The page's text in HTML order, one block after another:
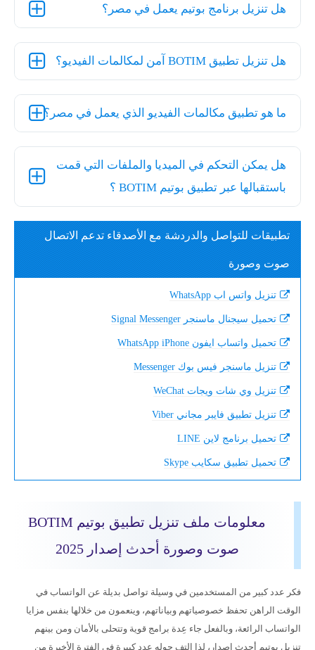
هل تنزيل برنامج بوتيم يعمل في مصر؟
هل تنزيل تطبيق BOTIM آمن لمكالمات الفيديو؟
ما هو تطبيق مكالمات الفيديو الذي يعمل في مصر؟
هل يمكن التحكم في الميديا والملفات التي قمت
باستقبالها عبر تطبيق بوتيم BOTIM ؟
تطبيقات للتواصل والدردشة مع الأصدقاء تدعم الاتصال
صوت وصورة
تنزيل واتس اب WhatsApp
تحميل سيجنال ماسنجر Signal Messenger
تحميل واتساب ايفون WhatsApp iPhone
تنزيل ماسنجر فيس بوك Messenger
تنزيل وي شات ويجات WeChat
تنزيل تطبيق فايبر مجاني Viber
تحميل برنامج لاين LINE
تحميل تطبيق سكايب Skype
معلومات ملف تنزيل تطبيق بوتيم BOTIM
صوت وصورة أحدث إصدار 2025
فكر عدد كبير من المستخدمين في وسيلة تواصل بديلة عن الواتساب في
الوقت الراهن تحفظ خصوصياتهم وبياناتهم، وينعمون من خلالها بنفس مزايا
الواتساب الرائعة، وبالفعل جاء عِدة برامج قوية وتتحلى بالأمان ومن بينهم
تنزيل بوتيم أحدث اصدار، لذا التف حوله عدد كبيرة في الفترة الأخيرة من